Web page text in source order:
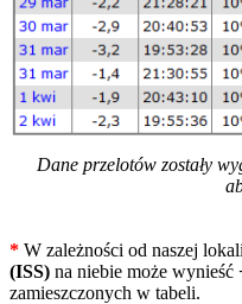
Dane przelotów zostały
* W zależności od naszej
(ISS) na niebie może wynieść
zamieszczonych w tabeli.